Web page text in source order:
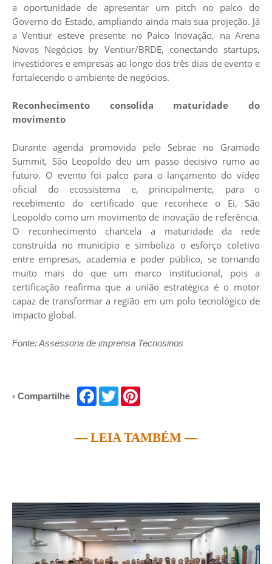
a oportunidade de apresentar um pitch no palco do
Governo do Estado, ampliando ainda mais sua projeção. Já
aVentiur esteve presente no Palco Inovação, na Arena
Novos Negócios by Ventiur/BRDE, conectando startups,
investidores e empresas ao longo dos três dias de evento e
fortalecendo o ambiente de negócios.
Reconhecimento consolida maturidade do
movimento
Durante agenda promovida pelo Sebrae no Gramado
Summit, São Leopoldo deu um passo decisivo rumo ao
futuro. O evento foi palco para o lançamento do vídeo
oficial do ecossistema e, principalmente, para o
recebimento do certificado que reconhece o Ei, São
Leopoldo como um movimento de inovação de referência.
O reconhecimento chancela a maturidade da rede
construída no município e simboliza o esforço coletivo
entre empresas, academia e poder público, se tornando
muito mais do que um marco institucional, pois a
certificação reafirma que a união estratégica é o motor
capaz de transformar a região em um polo tecnológico de
impacto global.
Fonte: Assessoria de imprensa Tecnosinos
› Compartilhe Facebook
Twitter
— LEIA TAMBÉM —